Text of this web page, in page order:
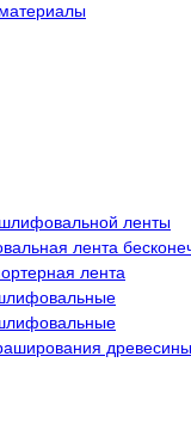
ленты
лента
лента